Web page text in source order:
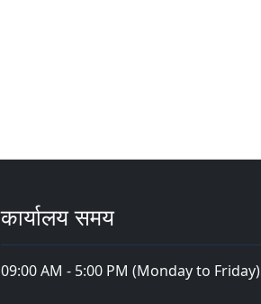
कार्यालय समय
09:00 AM - 5:00 PM (Monday to Friday)